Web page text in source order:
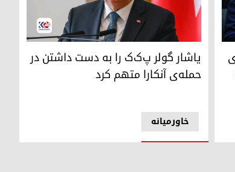
یاشارق گولر، وزیر دفاع ترکیه
خاورمیانه
یاشار گولر پ‌ک‌ک را به دست داشتن در
حمله‌ی آنکارا متهم کرد